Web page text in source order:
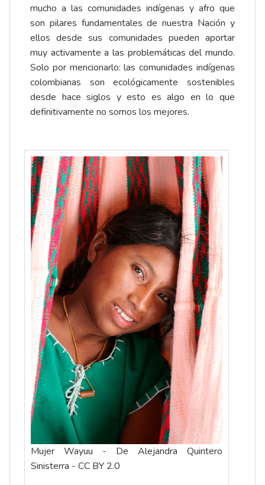
mucho a las comunidades indígenas y afro que
son pilares fundamentales de nuestra Nación y
ellos desde sus comunidades pueden aportar
muy activamente a las problemáticas del mundo.
Solo por mencionarlo: las comunidades indígenas
colombianas son ecológicamente sostenibles
desde hace siglos y esto es algo en lo que
definitivamente no somos los mejores.
Mujer Wayuu - De Alejandra Quintero
Sinisterra - CC BY 2.0